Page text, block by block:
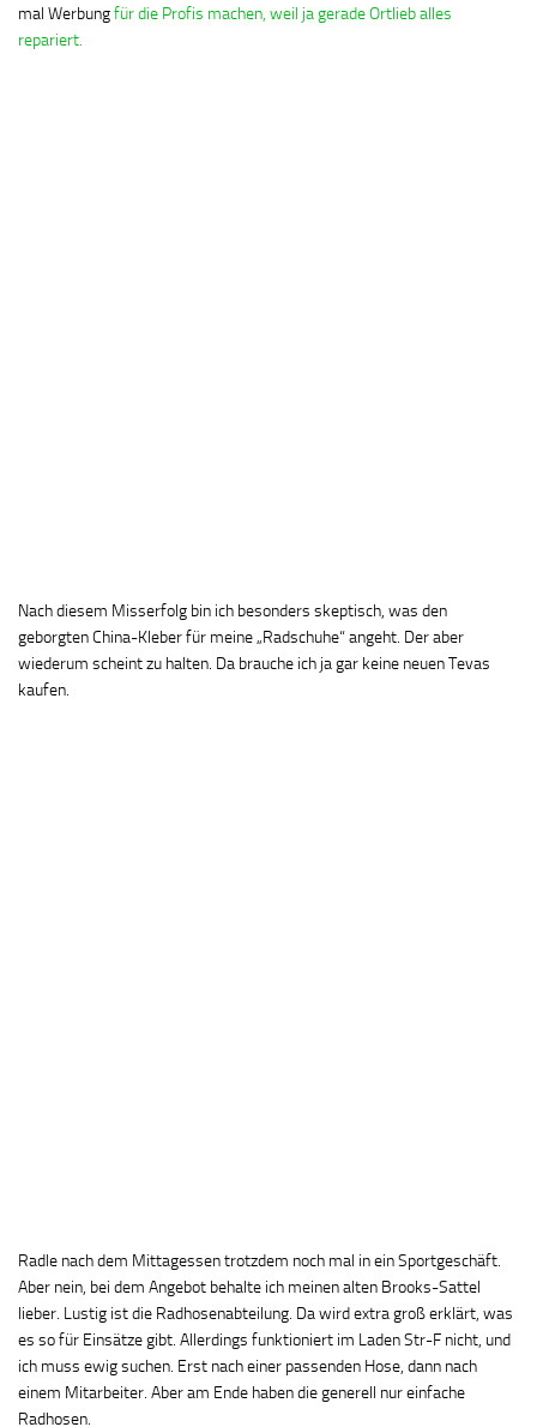
mal Werbungfür die Profis machen, weil ja gerade Ortlieb alles
repariert.
Nach diesem Misserfolg bin ich besonders skeptisch, was den
geborgten China-Kleber für meine „Radschuhe“ angeht. Der aber
wiederum scheint zu halten. Da brauche ich ja gar keine neuen Tevas
kaufen.
Radle nach dem Mittagessen trotzdem noch mal in ein Sportgeschäft.
Aber nein, bei dem Angebot behalte ich meinen alten Brooks-Sattel
lieber. Lustig ist die Radhosenabteilung. Da wird extra groß erklärt, was
es so für Einsätze gibt. Allerdings funktioniert im Laden Str-F nicht, und
ich muss ewig suchen. Erst nach einer passenden Hose, dann nach
einem Mitarbeiter. Aber am Ende haben die generell nur einfache
Radhosen.